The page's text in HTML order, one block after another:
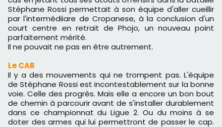
Stéphane Rossi permettait à son équipe d'aller cueillir
par l'intermédiiare de Cropanese, à la conclusion d'un
court centre en retrait de Phojo, un nouveau point
parfaitement mérité.
Il ne pouvait ne pas en être autrement.
Le CAB
Il y a des mouvements qui ne trompent pas. L'équipe
de Stéphane Rossi est incontestablement sur la bonne
voie. Celle des progrès. Mais elle a encore un bon bout
de chemin à parcourir avant de s'installer durablement
dans ce championnat du Ligue 2. Ou du moins à se
doter des armes qui lui permettront de passer le cap.